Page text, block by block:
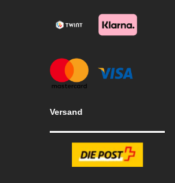
Versand